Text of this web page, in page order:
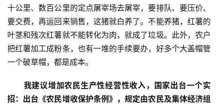
十公里、数百公里的定点屠宰场去屠宰，要排队、要压价、
要交费，再运回来销售，这猪就白养了。不能养猪，红薯的
叶茎和残次红薯就不能转化为肉，就成了垃圾。此外，农户
把红薯加工成粉条，也有一堆的手续要办，好多个大盖帽管
一个破草帽，都是成本。
我建议增加农民生产性经营性收入，国家出台一个实
招：出台《农民增收保护条例》，规定由农民及集体经济组